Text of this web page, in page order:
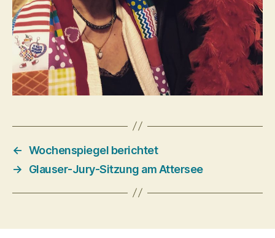
← Wochenspiegel berichtet
→
Glauser-Jury-Sitzung am Attersee